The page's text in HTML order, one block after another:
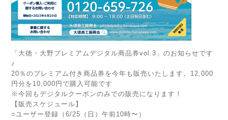
「大徳・大野プレミアムデジタル商品券vol.3」のお知らせです
♪
20％のプレミアム付き商品券を今年も販売いたします。12,000
円分を10,000円で購入可能です
※今回もデジタルクーポンのみでの販売になります！
【販売スケジュール】
○ユーザー登録（6/25（日）午前10時〜）